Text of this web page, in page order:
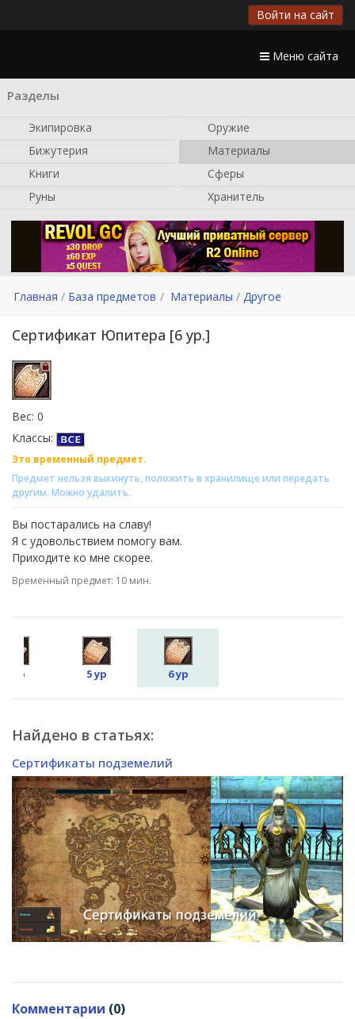
Войти на сайт
Меню сайта
Разделы
Экипировка
Оружие
Бижутерия
Материалы
Книги
Сферы
Руны
Хранитель
Главная База предметов Материалы Другое
Сертификат Юпитера [6 ур.]
Вес: 0
Классы:
Это временный предмет.
Предмет нельзя выкинуть, положить в хранилище или передать
другим. Можно удалить.
Вы постарались на славу!
Я с удовольствием помогу вам.
Приходите ко мне скорее.
Временный предмет: 10 мин.
4 ур 5 ур 6 ур
Найдено в статьях:
Сертификаты подземелий
Комментарии (0)